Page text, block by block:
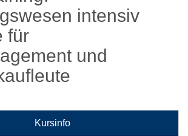
intensiv
für
und
Kursinfo